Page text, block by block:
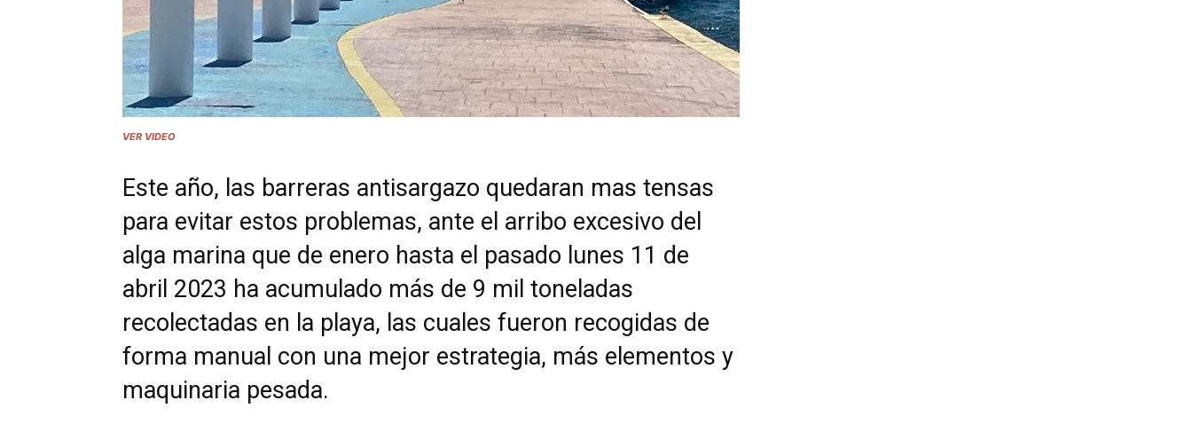
VER VIDEO
Este año, las barreras antisargazo quedaran mas tensas
para evitar estos problemas, ante el arribo excesivo del
alga marina que de enero hasta el pasado lunes 11 de
abril 2023 ha acumulado más de 9 mil toneladas
recolectadas en la playa, las cuales fueron recogidas de
forma manual con una mejor estrategia, más elementos y
maquinaria pesada.